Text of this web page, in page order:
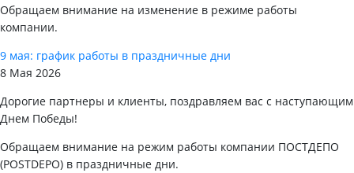
Обращаем внимание на изменение в режиме работы
компании.
9 мая: график работы в праздничные дни
8 Мая 2026
Дорогие партнеры и клиенты, поздравляем вас с наступающим
Днем Победы!
Обращаем внимание на режим работы компании ПОСТДЕПО
(POSTDEPO) в праздничные дни.